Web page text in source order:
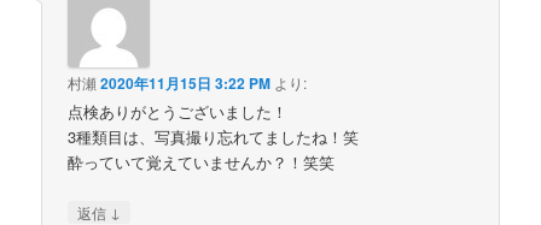
村瀬 2020年11月15日 3:22 PM より:
点検ありがとうございました！
3種類目は、写真撮り忘れてましたね！笑
酔っていて覚えていませんか？！笑笑
返信 ↓